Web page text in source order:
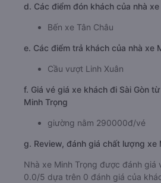
d. Các điểm đón khách của nhà xe
Bến xe Tân Châu
e. Các điểm trả khách của nhà xe
Cầu vượt Linh Xuân
f. Giá vé giá xe khách đi Sài Gòn
Minh Trọng
giường nằm 290000đ/vé
g. Review, đánh giá chất lượng xe
Nhà xe Minh Trọng được đánh giá
0.0/5 dựa trên 0 đánh giá của